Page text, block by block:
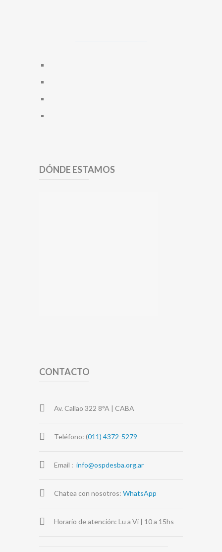
DÓNDE ESTAMOS
CONTACTO
Av. Callao 322 8°A | CABA
Teléfono: (011) 4372-5279
Email : info@ospdesba.org.ar
Chatea con nosotros: WhatsApp
Horario de atención: Lu a Vi | 10 a 15hs